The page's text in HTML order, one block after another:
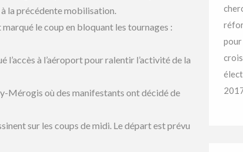
la précédente mobilisation.
le coup en bloquant les tournages :
à l’aéroport pour ralentir l’activité de la
Mérogis où des manifestants ont décidé de
sur les coups de midi. Le départ est prévu